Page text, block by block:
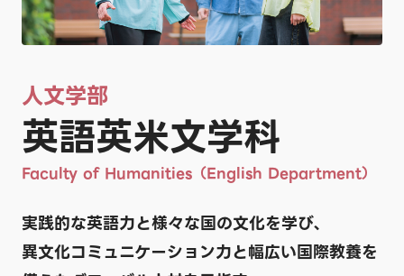
人文学部
英語英米文学科
Faculty of Humanities（English Department）
実践的な英語力と様々な国の文化を学び、
異文化コミュニケーション力と幅広い国際教養を